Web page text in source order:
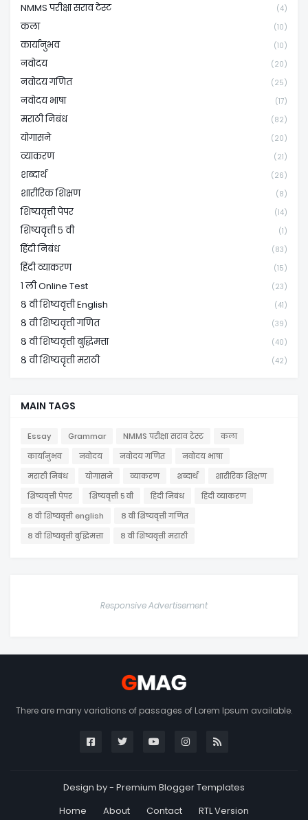
NMMS परीक्षा सराव टेस्ट (4)
कला (10)
कार्यानुभव (10)
नवोदय (20)
नवोदय गणित (25)
नवोदय भाषा (17)
मराठी निबंध (82)
योगासने (20)
व्याकरण (21)
शब्दार्थ (26)
शारीरिक शिक्षण (8)
शिष्यवृत्ती पेपर (14)
शिष्यवृत्ती ५ वी (1)
हिंदी निबंध (83)
हिंदी व्याकरण (15)
१ ली Online Test (23)
८ वी शिष्यवृत्ती English (41)
८ वी शिष्यवृत्ती गणित (39)
८ वी शिष्यवृत्ती बुद्धिमत्ता (40)
८ वी शिष्यवृत्ती मराठी (42)
MAIN TAGS
Essay Grammar NMMS परीक्षा सराव टेस्ट
कला
कार्यानुभव
नवोदय नवोदय गणित
नवोदय भाषा
मराठी निबंध
योगासने व्याकरण शब्दार्थ
शारीरिक शिक्षण
शिष्यवृत्ती पेपर
शिष्यवृत्ती ५ वी हिंदी निबंध
हिंदी व्याकरण
८ वी शिष्यवृत्ती english
८ वी शिष्यवृत्ती गणित
८ वी शिष्यवृत्ती बुद्धिमत्ता
८ वी शिष्यवृत्ती मराठी
Responsive Advertisement
There are many variations of passages of Lorem Ipsum available.
Design by - Premium Blogger Templates
Home
About Contact RTL Version